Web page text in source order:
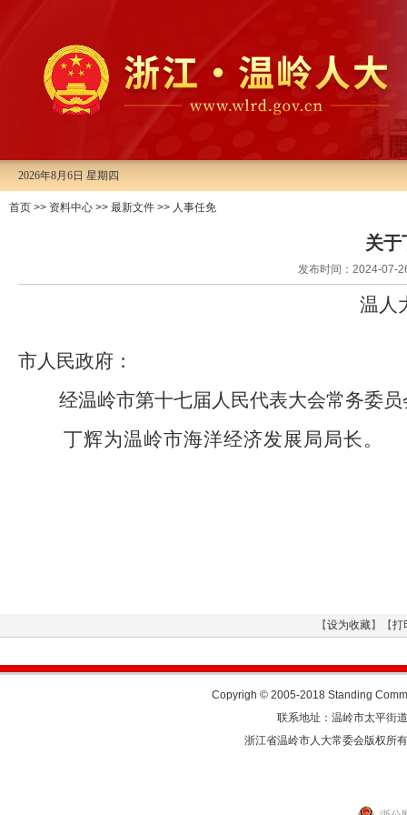
2026年8月6日 星期四
首页 >> 资料中心 >> 最新文件 >> 人事任免
关于
发布时间：2024-
温人
市人民政府：
经温岭市第十七届人民代表大会常务委
丁辉为温岭市海洋经济发展局局长 。
【设为收藏】【打
Copyrigh © 2005-2018 Standing
联系地址：温岭市太平
浙江省温岭市人大常委会版权所